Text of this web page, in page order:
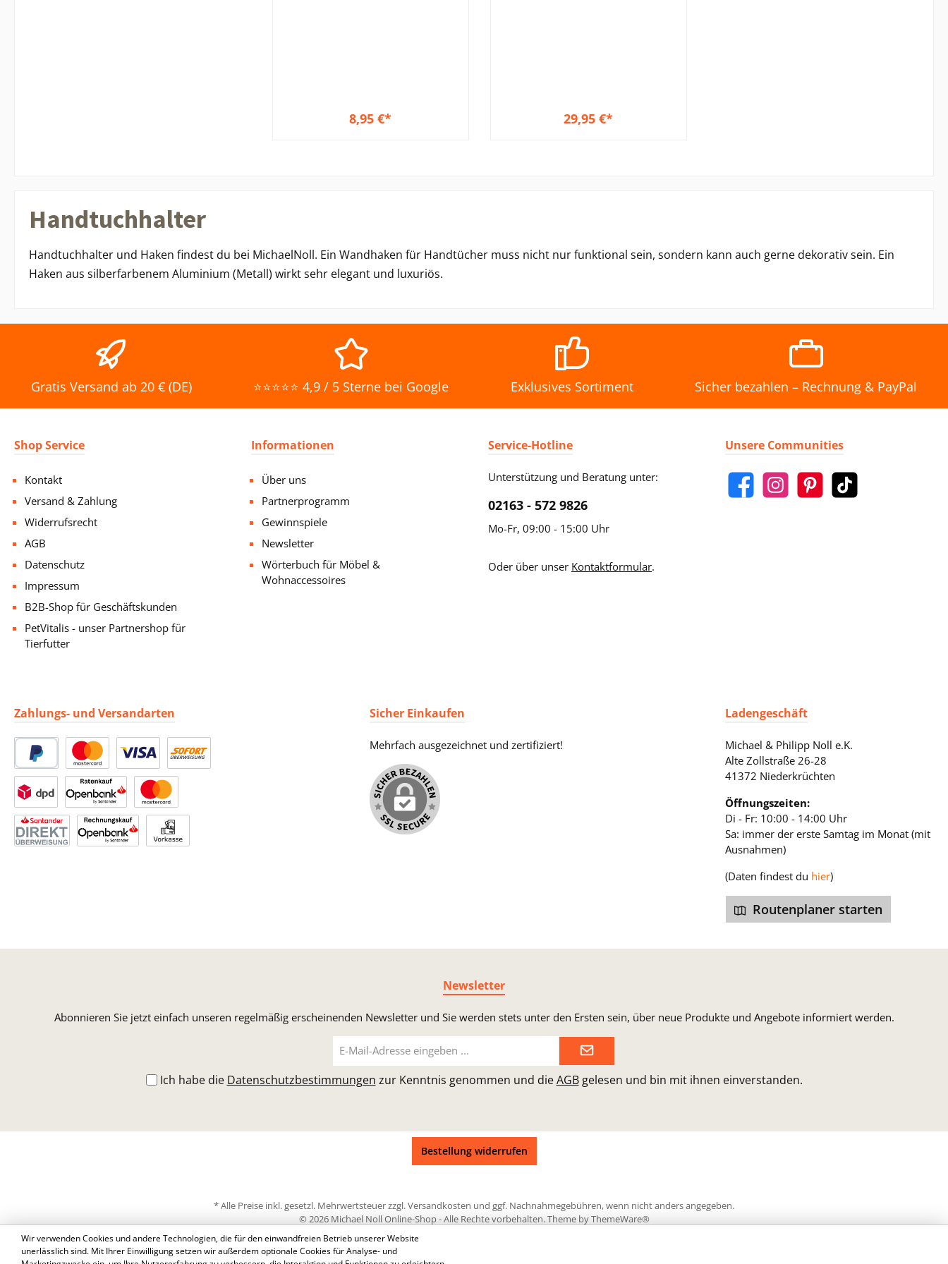
8,95 €* 29,95 €*
Handtuchhalter
Handtuchhalter und Haken findest du bei MichaelNoll. Ein Wandhaken für Handtücher muss nicht nur funktional sein, sondern kann auch gerne dekorativ sein. Ein
Haken aus silberfarbenem Aluminium (Metall) wirkt sehr elegant und luxuriös.
Gratis Versand ab 20 € (DE) ⭐⭐⭐⭐⭐ 4,9 / 5 Sterne bei Google Exklusives Sortiment Sicher bezahlen – Rechnung & PayPal
Shop Service
Kontakt
Versand & Zahlung
Widerrufsrecht
AGB
Datenschutz
Impressum
B2B-Shop für Geschäftskunden
PetVitalis - unser Partnershop für
Tierfutter
Informationen
Über uns
Partnerprogramm
Gewinnspiele
Newsletter
Wörterbuch für Möbel &
Wohnaccessoires
Service-Hotline
Unterstützung und Beratung unter:
02163 - 572 9826
Mo-Fr, 09:00 - 15:00 Uhr
Oder über unser Kontaktformular.
Unsere Communities
Zahlungs- und Versandarten Sicher Einkaufen
Mehrfach ausgezeichnet und zertifiziert!
Ladengeschäft
Michael & Philipp Noll e.K.
Alte Zollstraße 26-28
41372 Niederkrüchten
Öffnungszeiten:
Di - Fr: 10:00 - 14:00 Uhr
Sa: immer der erste Samtag im Monat (mit
Ausnahmen)
(Daten findest du hier)
Routenplaner starten
Newsletter
Abonnieren Sie jetzt einfach unseren regelmäßig erscheinenden Newsletter und Sie werden stets unter den Ersten sein, über neue Produkte und Angebote informiert werden.
Mail-
Adresse*
Ich habe die Datenschutzbestimmungen zur Kenntnis genommen und dieAGBgelesen und bin mit ihnen einverstanden.
Bestellung widerrufen
* Alle Preise inkl. gesetzl. Mehrwertsteuer zzgl.Versandkosten und ggf. Nachnahmegebühren, wenn nicht anders angegeben.
© 2026 Michael Noll Online-Shop - Alle Rechte vorbehalten. Theme byThemeWare®
Wir verwenden Cookies und andere Technologien, die für den einwandfreien Betrieb unserer Website
unerlässlich sind. Mit Ihrer Einwilligung setzen wir außerdem optionale Cookies für Analyse- und